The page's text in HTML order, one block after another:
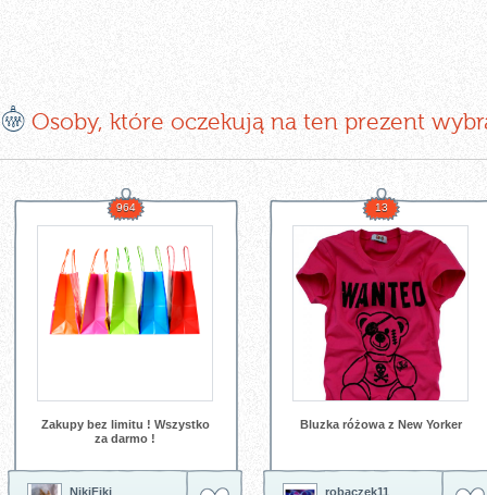
E Osoby, które oczekują na ten prezent
964
Zakupy bez limitu ! Wszystko
za darmo !
NikiFiki
13
Bluzka różowa z New Yorker
robaczek11